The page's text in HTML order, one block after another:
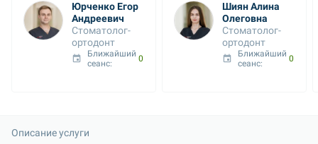
Юрченко Егор
Андреевич
Стоматолог-
ортодонт
Ближайший
сеанс:
Шиян Алина
Олеговна
Стоматолог-
ортодонт
Ближайший
сеанс:
Описание услуги